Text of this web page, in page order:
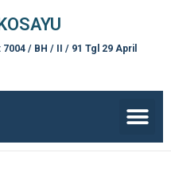
7004 / BH / II / 91 Tgl 29 April